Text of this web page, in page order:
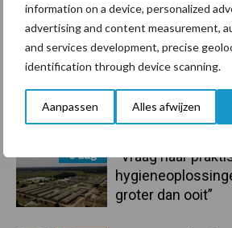
information on a device, personalized
advertising and content measurement,
and services development, precise
identification through device scanning.
Aanpassen Alles afwijzen
Primaire
Sidebar
Recent nieuws
langere
5 aug
“Vraag naar
groter dan ooit”